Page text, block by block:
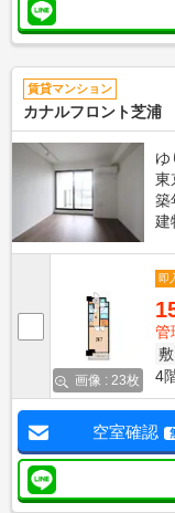
賃貸マンション
カナルフロント芝浦
ゆ
東
築
建
画像 : 23枚
即
管
敷
4
空室確認